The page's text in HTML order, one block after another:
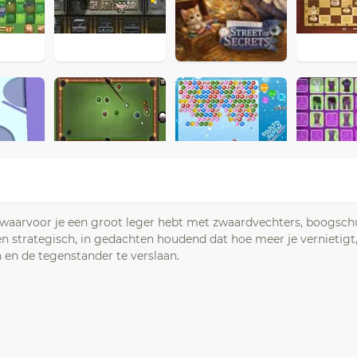
je een groot leger hebt met zwaardvechters,
strategisch, in gedachten houdend dat hoe meer je
de tegenstander te verslaan.